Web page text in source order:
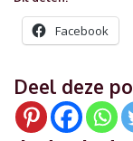
Facebook
Deel deze